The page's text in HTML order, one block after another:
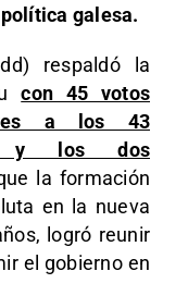
galesa.
respaldó la
con 45 votos
a los 43
y los dos
la formación
en la nueva
logró reunir
el gobierno en